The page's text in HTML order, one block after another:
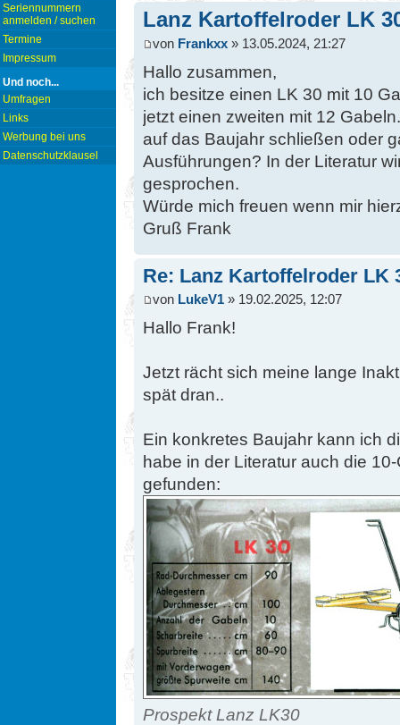
Seriennummern
anmelden / suchen
Termine
Impressum
Und noch...
Umfragen
Links
Werbung bei uns
Datenschutzklausel
Lanz Kartoffelroder LK
von Frankxx » 13.05.2024, 21:27
Hallo zusammen,
ich besitze einen LK 30 mit 10
jetzt einen zweiten mit 12
auf das Baujahr schließen oder
Ausführungen? In der Literatur
gesprochen.
Würde mich freuen wenn mir
Gruß Frank
Re: Lanz Kartoffelroder LK
von LukeV1 » 19.02.2025, 12:07
Hallo Frank!
Jetzt rächt sich meine lange
spät dran..
Ein konkretes Baujahr kann ich
habe in der Literatur auch die
gefunden:
Prospekt Lanz LK30